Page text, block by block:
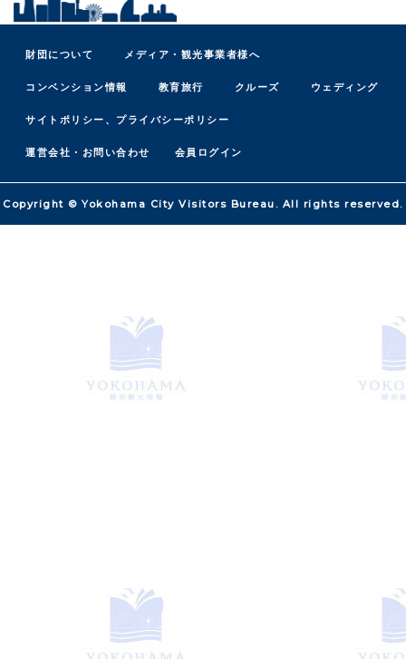
財団について メディア・観光事業者様へ
コンベンション情報 教育旅行 クルーズ ウェディング
サイトポリシー、プライバシーポリシー
運営会社・お問い合わせ 会員ログイン
Copyright © Yokohama City Visitors Bureau. All rights reserved.